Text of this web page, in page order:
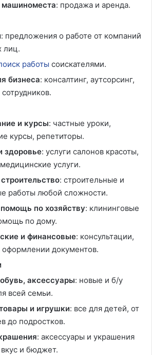
машиноместа: продажа и аренда.
: предложения о работе от компаний
лиц.
работы соискателями.
бизнеса: консалтинг, аутсорсинг,
и курсы: частные уроки,
курсы, репетиторы.
здоровье: услуги салонов красоты,
услуги.
: строительные и
работы любой сложности.
по хозяйству: клининговые
по дому.
и финансовые: консультации,
документов.
аксессуары: новые и б/у
всей семьи.
и игрушки: все для детей, от
до подростков.
: аксессуары и украшения
и бюджет.